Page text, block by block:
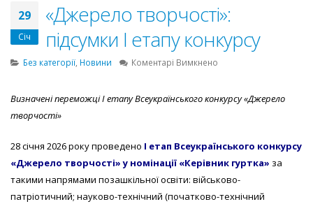
29
Січ
«Джерело творчості»:
підсумки І етапу конкурсу
Без категорії, Новини Коментарі Вимкнено
підсумки
Визначені переможці І етапу Всеукраїнського конкурсу «Джерело
творчості»
28 січня 2026 року проведено І етап Всеукраїнського конкурсу
«Джерело творчості» у номінації «Керівник гуртка» за
такими напрямами позашкільної освіти: військово-
патріотичний; науково-технічний (початково-технічний